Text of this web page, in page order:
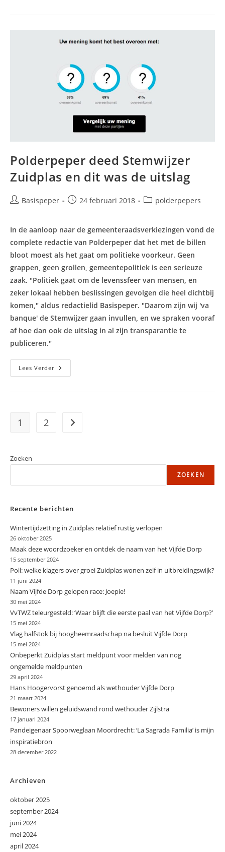
Op
Polderpeper deed Stemwijzer
Zuidplas en dit was de uitslag
BerichtBasispeper
Bericht24 februari 2018 Berichtcategorie:
polderpepers
In de aanloop naar de gemeenteraadsverkiezingen vond de
complete redactie van Polderpeper dat het met de billen
bloot moest als het gaat om politieke voorkeur. Geen
grappen, geen grollen, gemeentepolitiek is een serieuze
zaak. "Politiek gaat om de levenssfeer van mensen, en
zeker lokaal hebben beslissingen gevolgen die heel dichtbij
komen," aldus redactielid Basispeper. "Daarom zijn wij 'va
banque' de Stemwijzer gaan invullen, en we spraken vooraf
af hoe dan ook de uitslag in al zijn transparantie te
publiceren."
Lees VerderPolderpeper
Deed
Uitslag
1 2 Naar volgende pagina
Zoeken
ZOEKEN
Recente berichten
Wintertijdzetting in Zuidplas relatief rustig verlopen
26 oktober 2025
Maak deze woordzoeker en ontdek de naam van het Vijfde Dorp
15 september 2024
Poll: welke klagers over groei Zuidplas wonen zelf in uitbreidingswijk?
11 juni 2024
Naam Vijfde Dorp gelopen race: Joepie!
30 mei 2024
VvTWZ teleurgesteld: ‘Waar blijft die eerste paal van het Vijfde Dorp?’
15 mei 2024
Vlag halfstok bij hoogheemraadschap na besluit Vijfde Dorp
15 mei 2024
Onbeperkt Zuidplas start meldpunt voor melden van nog
ongemelde meldpunten
29 april 2024
Hans Hoogervorst genoemd als wethouder Vijfde Dorp
21 maart 2024
Bewoners willen geluidswand rond wethouder Zijlstra
17 januari 2024
Pandeigenaar Spoorweglaan Moordrecht: ‘La Sagrada Familia’ is mijn
inspiratiebron
28 december 2022
Archieven
oktober 2025
september 2024
juni 2024
mei 2024
april 2024